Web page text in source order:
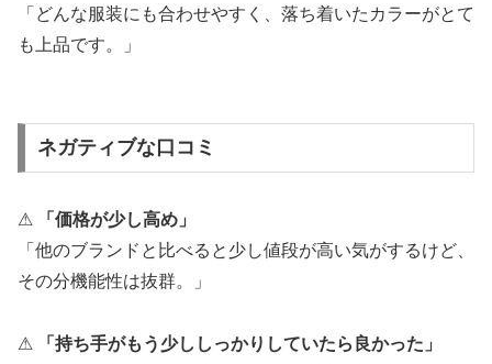
「どんな服装にも合わせやすく、落ち着いたカラーがとて
も上品です。」
ネガティブな口コミ
⚠
「価格が少し高め」
「他のブランドと比べると少し値段が高い気がするけど、
その分機能性は抜群。」
⚠
「持ち手がもう少ししっかりしていたら良かった」